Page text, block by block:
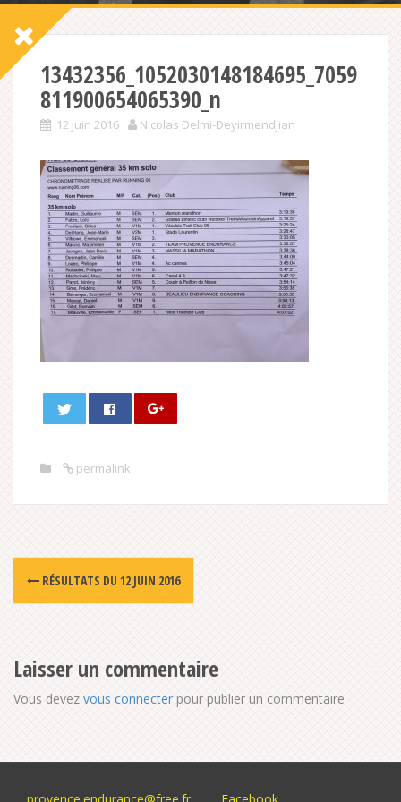
13432356_1052030148184695_7059
811900654065390_n
12 juin 2016 Nicolas Delmi-Deyirmendjian
permalink
Post
navigation
RÉSULTATS DU 12 JUIN 2016
Laisser un commentaire
Vous devez vous connecterpour publier un commentaire.